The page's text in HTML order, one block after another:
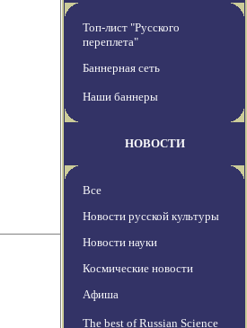
Топ-лист "Русского
переплета"
Баннерная сеть
Наши баннеры
НОВОСТИ
Все
Новости русской культуры
Новости науки
Космические новости
Афиша
The best of Russian Science